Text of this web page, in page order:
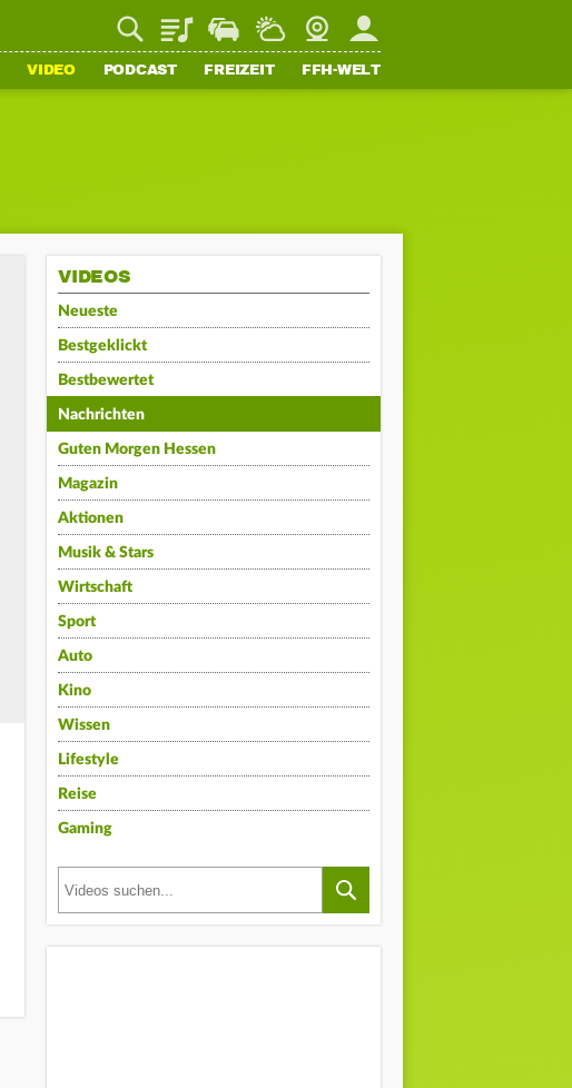
PlaylistStaupilotWetterWebcamMein FFH
VIDEO PODCAST FREIZEIT FFH-WELT
VIDEOS
Neueste
Bestgeklickt
Bestbewertet
Nachrichten
Guten Morgen Hessen
Magazin
Aktionen
Musik & Stars
Wirtschaft
Sport
Auto
Kino
Wissen
Lifestyle
Reise
Gaming